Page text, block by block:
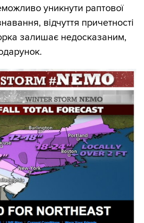
уникнути раптової
відчуття причетності
залишає недосказаним,